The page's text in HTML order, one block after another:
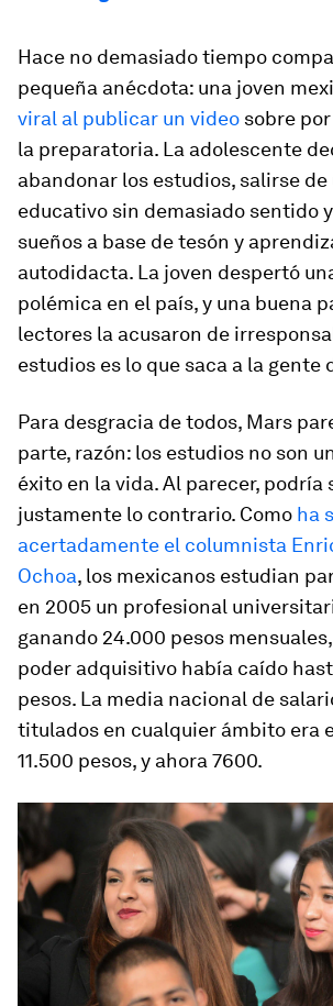
Hace no demasiado tiempo
pequeña anécdota: una joven
viral al publicar un video sobre
la preparatoria. La adolescente
abandonar los estudios, salirse
educativo sin demasiado sentido
sueños a base de tesón y
autodidacta. La joven despertó
polémica en el país, y una buena
lectores la acusaron de
estudios es lo que saca a la gente
Para desgracia de todos, Mars
parte, razón: los estudios no son
éxito en la vida. Al parecer,
justamente lo contrario. Como ha
acertadamente el columnista
Ochoa, los mexicanos estudian
en 2005 un profesional
ganando 24.000 pesos
poder adquisitivo había caído
pesos. La media nacional de
titulados en cualquier ámbito era
11.500 pesos, y ahora 7600.